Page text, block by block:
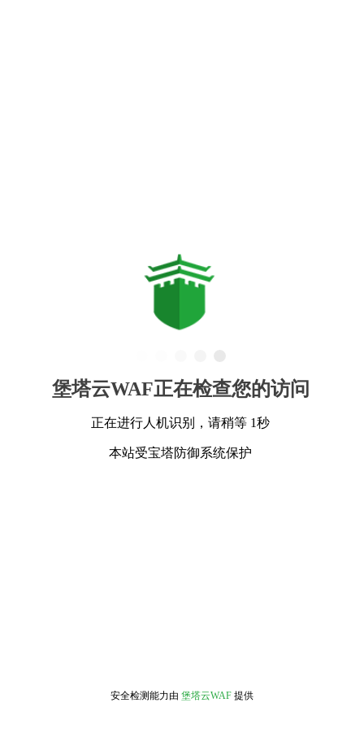
堡塔云WAF正在检查您的访问
正在进行人机识别，请稍等 1秒
本站受宝塔防御系统保护
安全检测能力由 堡塔云WAF 提供